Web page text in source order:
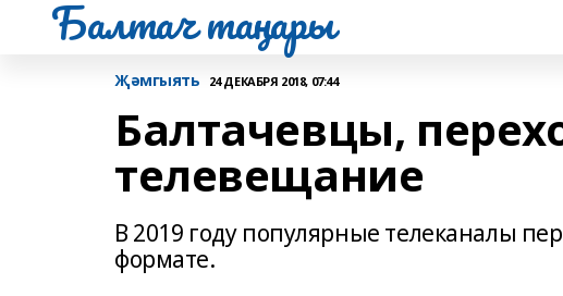
Балтач таңнары
Җәмгыять 24 ДЕКАБРЯ 2018, 07:44
Балтачевцы,
телевещание
В 2019 году популярные телеканалы
формате.